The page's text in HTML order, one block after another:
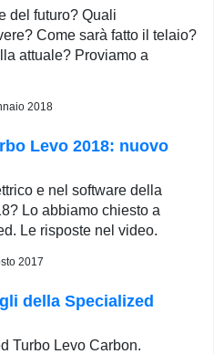
del futuro? Quali
Come sarà fatto il telaio?
attuale? Proviamo a
2018
Levo 2018: nuovo
e nel software della
Lo abbiamo chiesto a
Le risposte nel video.
2017
della Specialized
Turbo Levo Carbon.